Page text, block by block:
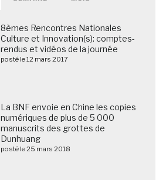
8èmes Rencontres Nationales
Culture et Innovation(s): comptes-
rendus et vidéos de la journée
posté le 12 mars 2017
La BNF envoie en Chine les copies
numériques de plus de 5 000
manuscrits des grottes de
Dunhuang
posté le 25 mars 2018